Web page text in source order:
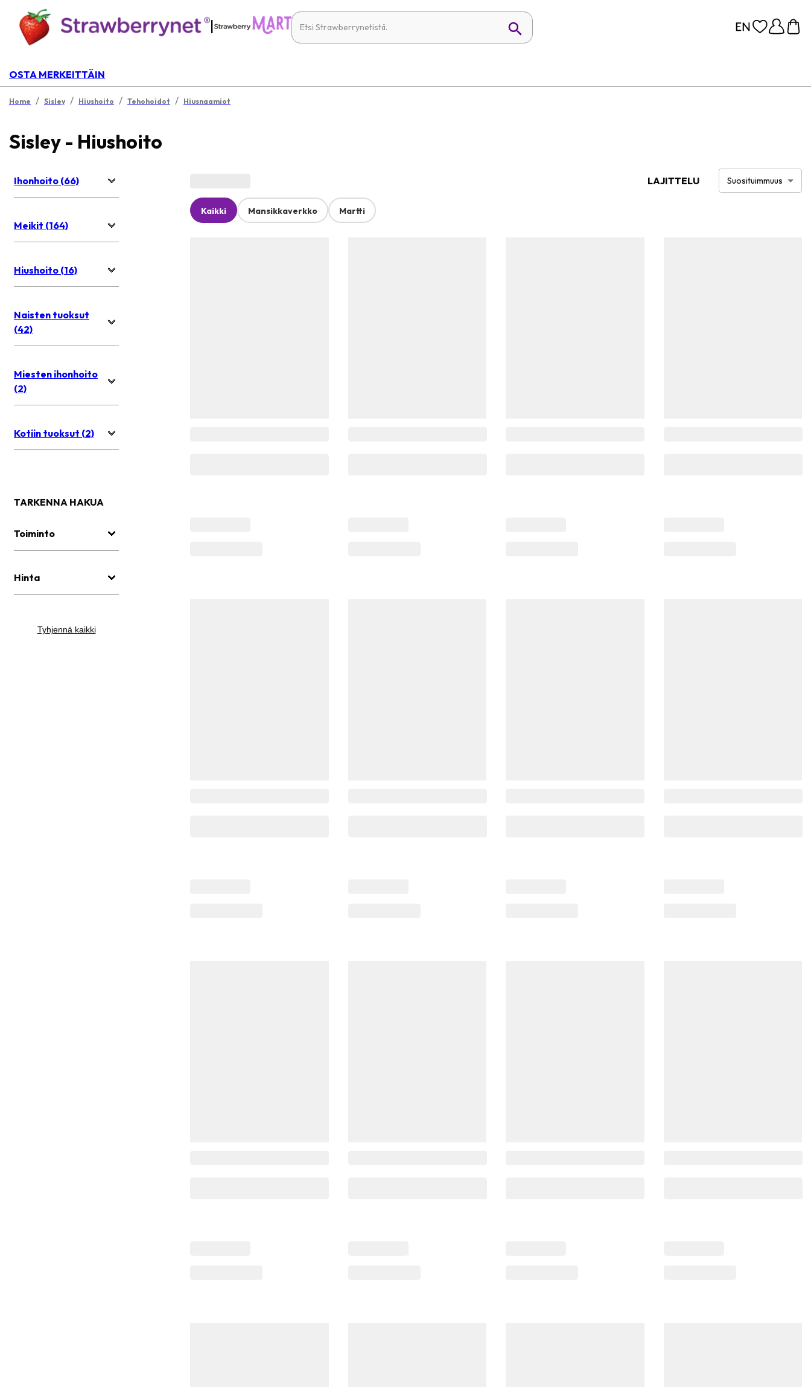
|
OSTA MERKEITTÄIN
Home / Sisley / Hiushoito / Tehohoidot / Hiusnaamiot
Sisley - Hiushoito
Ihonhoito (66)
Meikit (164)
Hiushoito (16)
Naisten tuoksut
(42)
Miesten ihonhoito
(2)
Kotiin tuoksut (2)
TARKENNA HAKUA
Toiminto
Hinta
Tyhjennä kaikki
LAJITTELU Suosituimmuus
Kaikki Mansikkaverkko Martti